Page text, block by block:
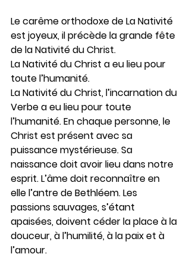
Le carême orthodoxe de La Nativité
est joyeux, il précède la grande fête
de la Nativité du Christ.
La Nativité du Christ a eu lieu pour
toute l’humanité.
La Nativité du Christ, l’incarnation du
Verbe a eu lieu pour toute
l’humanité. En chaque personne, le
Christ est présent avec sa
puissance mystérieuse. Sa
naissance doit avoir lieu dans notre
esprit. L’âme doit reconnaître en
elle l’antre de Bethléem. Les
passions sauvages, s’étant
apaisées, doivent céder la place à la
douceur, à l’humilité, à la paix et à
l’amour.